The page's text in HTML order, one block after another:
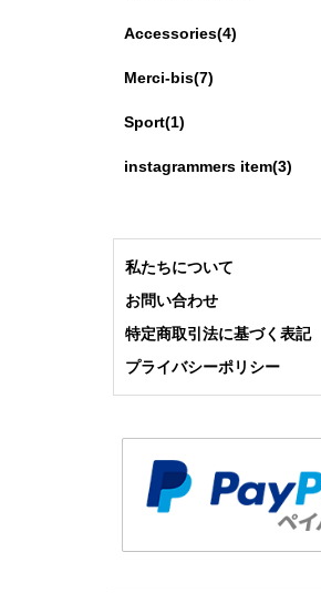
Accessories(4)
Merci-bis(7)
Sport(1)
instagrammers item(3)
私たちについて
お問い合わせ
特定商取引法に基づく表記
プライバシーポリシー